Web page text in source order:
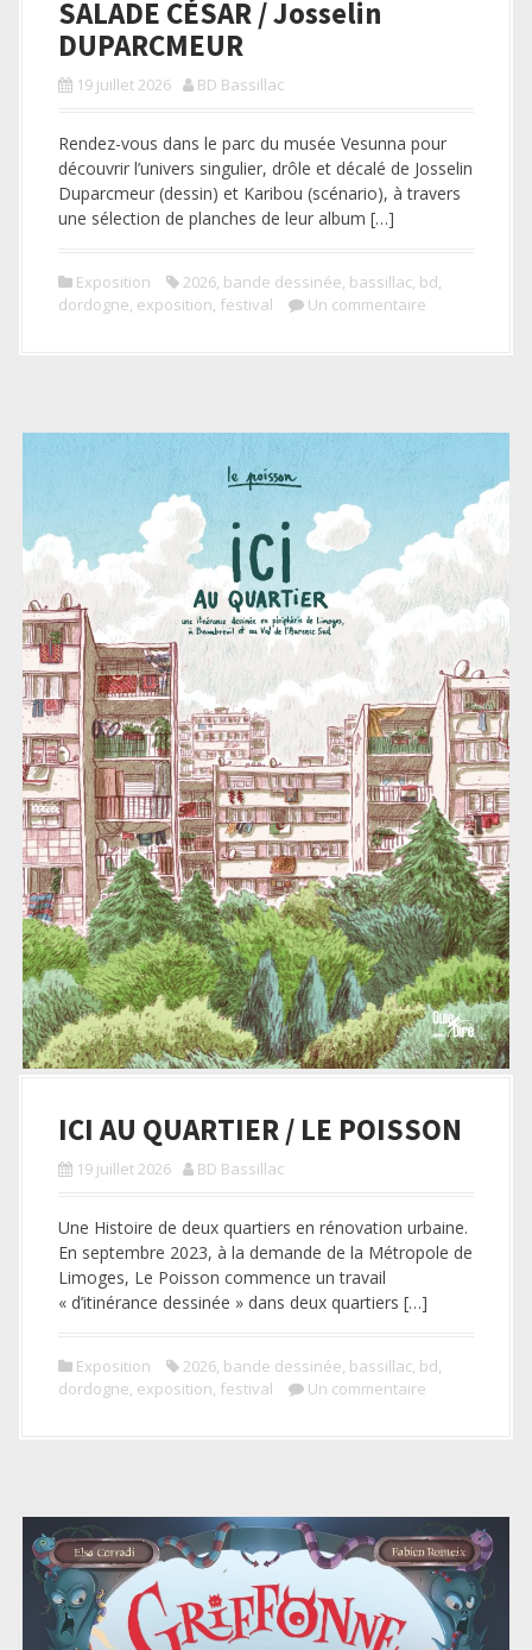
SALADE CÉSAR / Josselin
DUPARCMEUR
19 juillet 2026 BD Bassillac
Rendez-vous dans le parc du musée Vesunna pour
découvrir l’univers singulier, drôle et décalé de Josselin
Duparcmeur (dessin) et Karibou (scénario), à travers
une sélection de planches de leur album […]
Exposition 2026, bande dessinée, bassillac, bd,
dordogne, exposition, festival Un commentaire
ICI AU QUARTIER / LE POISSON
19 juillet 2026 BD Bassillac
Une Histoire de deux quartiers en rénovation urbaine.
En septembre 2023, à la demande de la Métropole de
Limoges, Le Poisson commence un travail
« d’itinérance dessinée » dans deux quartiers […]
Exposition 2026, bande dessinée, bassillac, bd,
dordogne, exposition, festival Un commentaire